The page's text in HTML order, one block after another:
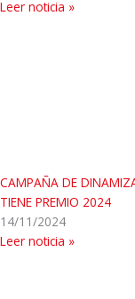
Leer noticia »
CAMPAÑA DE
TIENE PREMIO 2024
14/11/2024
Leer noticia »